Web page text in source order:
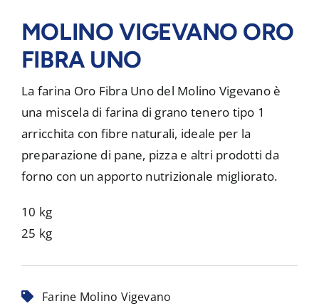
MOLINO VIGEVANO ORO
FIBRA UNO
La farina Oro Fibra Uno del Molino Vigevano è
una miscela di farina di grano tenero tipo 1
arricchita con fibre naturali, ideale per la
preparazione di pane, pizza e altri prodotti da
forno con un apporto nutrizionale migliorato.
10 kg
25 kg
Farine Molino Vigevano